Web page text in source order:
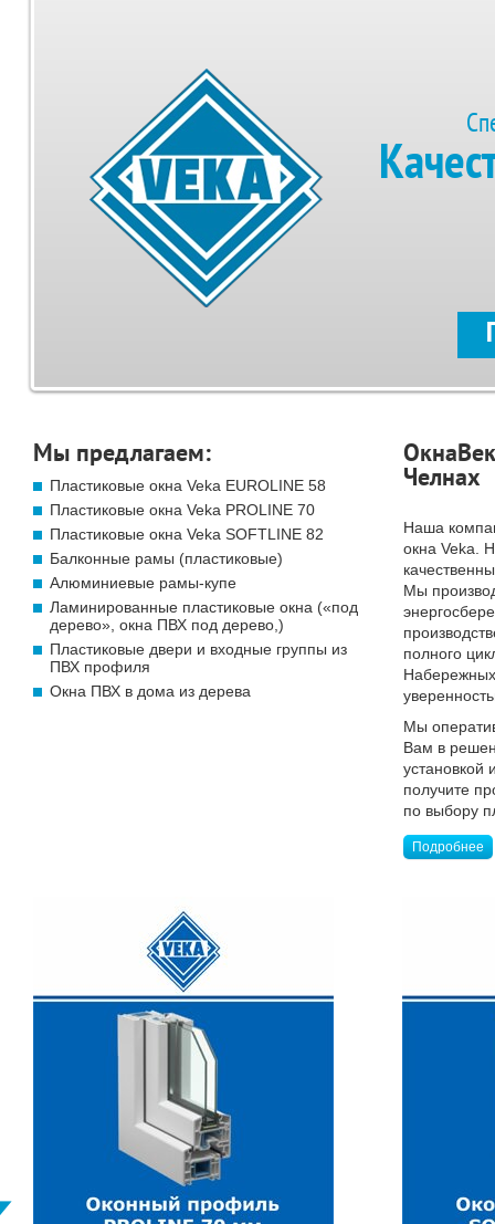
Мы предлагаем:
Пластиковые окна Veka EUROLINE 58
Пластиковые окна Veka PROLINE 70
Пластиковые окна Veka SOFTLINE 82
Балконные рамы (пластиковые)
Алюминиевые рамы-купе
Ламинированные пластиковые окна («под
дерево», окна ПВХ под дерево,)
Пластиковые двери и входные группы из
ПВХ профиля
Окна ПВХ в дома из дерева
Челнах
Наша
окна Veka.
Мы
полного
Мы
Вам в
установкой
получите
по выбору
Подробнее